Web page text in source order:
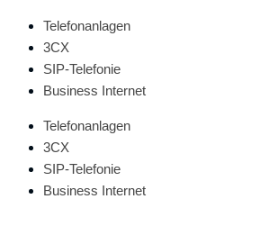
Telefonanlagen
3CX
SIP-Telefonie
Business Internet
Telefonanlagen
3CX
SIP-Telefonie
Business Internet